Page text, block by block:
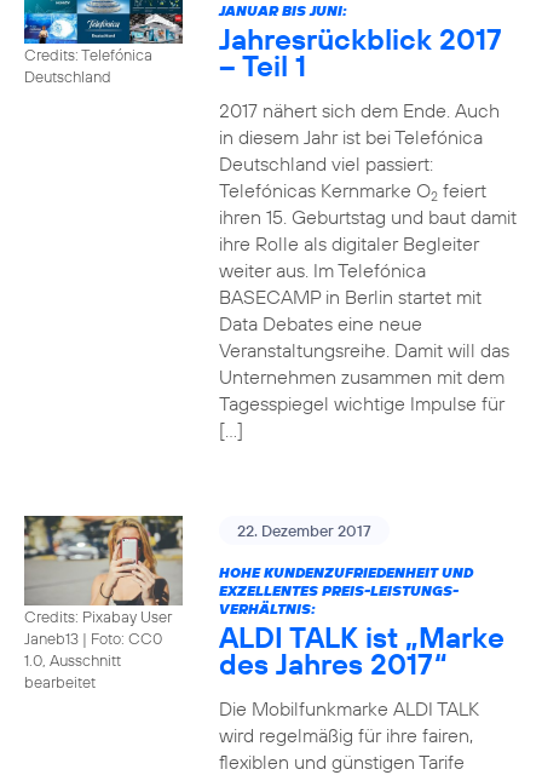
Credits: Telefónica
Deutschland
JANUAR BIS JUNI:
Jahresrückblick 2017
– Teil 1
2017 nähert sich dem Ende. Auch
in diesem Jahr ist bei Telefónica
Deutschland viel passiert:
Telefónicas Kernmarke O2feiert
ihren 15. Geburtstag und baut damit
ihre Rolle als digitaler Begleiter
weiter aus. Im Telefónica
BASECAMP in Berlin startet mit
Data Debates eine neue
Veranstaltungsreihe. Damit will das
Unternehmen zusammen mit dem
Tagesspiegel wichtige Impulse für
[…]
Credits: Pixabay User
Janeb13 | Foto: CC0
1.0, Ausschnitt
bearbeitet
22. Dezember 2017
HOHE KUNDENZUFRIEDENHEIT UND
EXZELLENTES PREIS-LEISTUNGS-
VERHÄLTNIS:
ALDI TALK ist „Marke
des Jahres 2017“
Die Mobilfunkmarke ALDI TALK
wird regelmäßig für ihre fairen,
flexiblen und günstigen Tarife